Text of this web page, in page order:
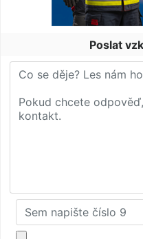
Poslat